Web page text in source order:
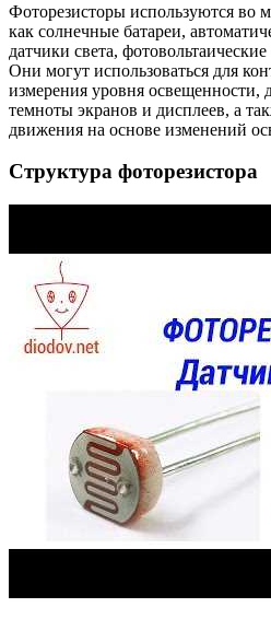
Фоторезисторы используются во
как солнечные батареи,
датчики света,
Они могут использоваться для
измерения уровня освещенности,
темноты экранов и дисплеев, а
движения на основе изменений
Структура фоторезистора